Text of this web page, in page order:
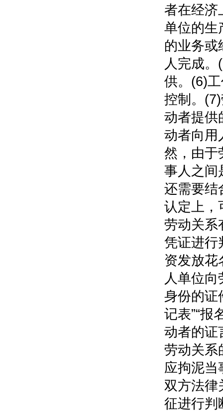
者在经济
单位的生
的业务或
人完成
供。(6)
控制。
动者提供
动者向用
然，由于
事人之间
还需要结
认定上，
劳动关系
凭证进行
资发放花
人单位向
身份的证
记表”“报
动者的证
劳动关系
应拘泥当
双方法律
征进行判